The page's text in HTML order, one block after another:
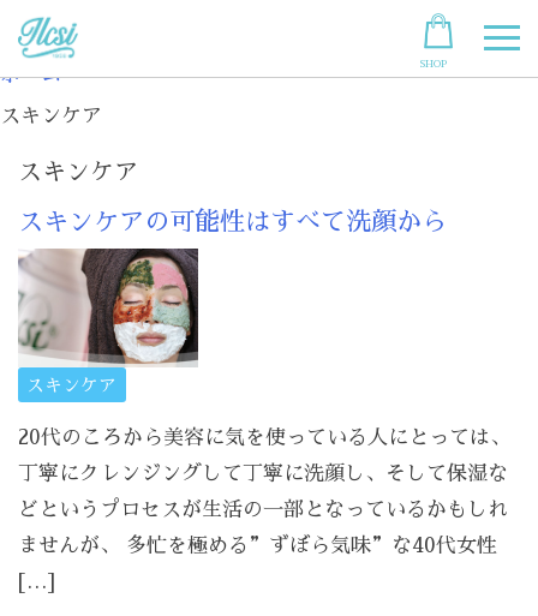
Skip
to
content
SHOP
ホーム
スキンケア
スキンケア
スキンケアの可能性はすべて洗顔から
スキンケア
20代のころから美容に気を使っている人にとっては、
丁寧にクレンジングして丁寧に洗顔し、そして保湿な
どというプロセスが生活の一部となっているかもしれ
ませんが、 多忙を極める”ずぼら気味”な40代女性
[…]